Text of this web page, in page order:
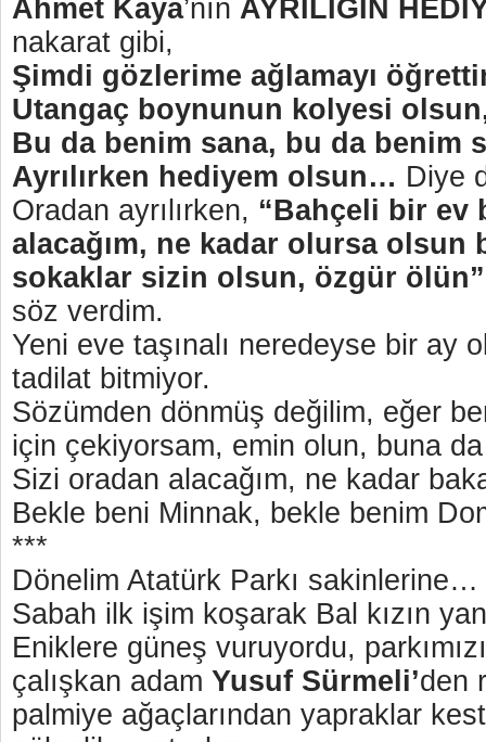
Ahmet Kaya’nın AYRILIĞIN
nakarat gibi,
Şimdi gözlerime ağlamayı
Utangaç boynunun kolyesi
Bu da benim sana, bu da benim
Ayrılırken hediyem olsun… Diye
Oradan ayrılırken, “Bahçeli bir ev
alacağım, ne kadar olursa olsun
sokaklar sizin olsun, özgür
söz verdim.
Yeni eve taşınalı neredeyse bir ay
tadilat bitmiyor.
Sözümden dönmüş değilim, eğer
için çekiyorsam, emin olun, buna
Sizi oradan alacağım, ne kadar
Bekle beni Minnak, bekle benim
***
Dönelim Atatürk Parkı sakinlerine…
Sabah ilk işim koşarak Bal kızın
Eniklere güneş vuruyordu,
çalışkan adam Yusuf Sürmeli’den
palmiye ağaçlarından yapraklar